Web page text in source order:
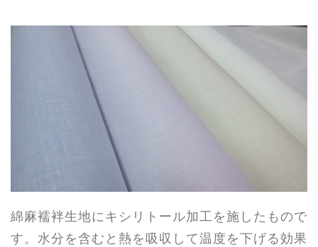
綿麻襦袢生地にキシリトール加工を施したもので
す。水分を含むと熱を吸収して温度を下げる効果